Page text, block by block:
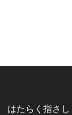
はたらく指さし